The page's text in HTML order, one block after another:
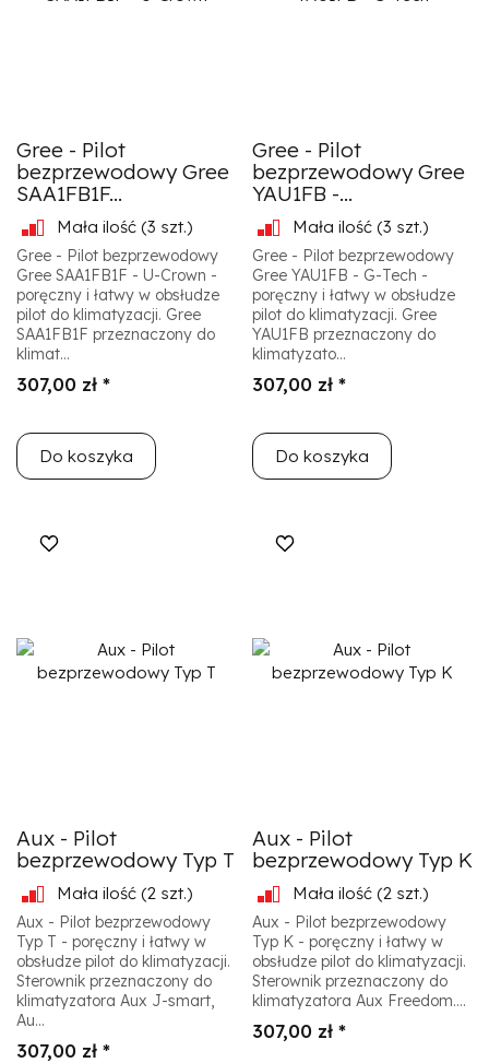
Gree - Pilot
bezprzewodowy Gree
SAA1FB1F...
Mała ilość (3 szt.)
Gree - Pilot bezprzewodowy
Gree SAA1FB1F - U-Crown -
poręczny i łatwy w obsłudze
pilot do klimatyzacji. Gree
SAA1FB1F przeznaczony do
klimat...
307,00 zł *
Do koszyka
Gree - Pilot
bezprzewodowy Gree
YAU1FB -...
Mała ilość (3 szt.)
Gree - Pilot bezprzewodowy
Gree YAU1FB - G-Tech -
poręczny i łatwy w obsłudze
pilot do klimatyzacji. Gree
YAU1FB przeznaczony do
klimatyzato...
307,00 zł *
Do koszyka
Aux - Pilot
bezprzewodowy Typ T
Mała ilość (2 szt.)
Aux - Pilot bezprzewodowy
Typ T - poręczny i łatwy w
obsłudze pilot do klimatyzacji.
Sterownik przeznaczony do
klimatyzatora Aux J-smart,
Au...
307,00 zł *
Aux - Pilot
bezprzewodowy Typ K
Mała ilość (2 szt.)
Aux - Pilot bezprzewodowy
Typ K - poręczny i łatwy w
obsłudze pilot do klimatyzacji.
Sterownik przeznaczony do
klimatyzatora Aux Freedom....
307,00 zł *